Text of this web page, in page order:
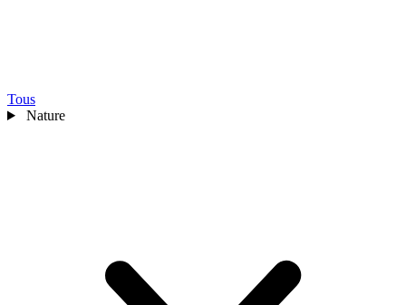
Tous
Nature